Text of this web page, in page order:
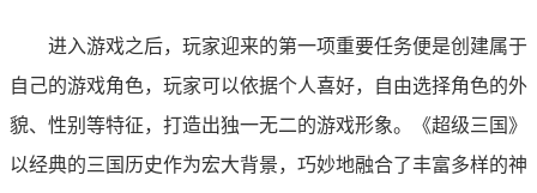
进入游戏之后，玩家迎来的第一项重要任务便是创建属于
自己的游戏角色，玩家可以依据个人喜好，自由选择角色的外
貌、性别等特征，打造出独一无二的游戏形象。《超级三国》
以经典的三国历史作为宏大背景，巧妙地融合了丰富多样的神